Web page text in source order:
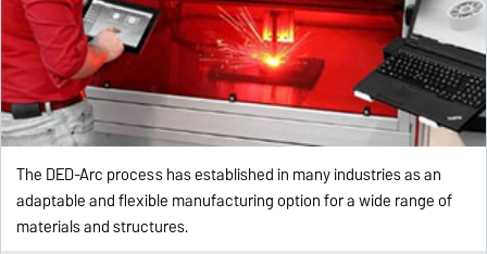
The DED-Arc process has established in many industries as an
adaptable and flexible manufacturing option for a wide range of
materials and structures.